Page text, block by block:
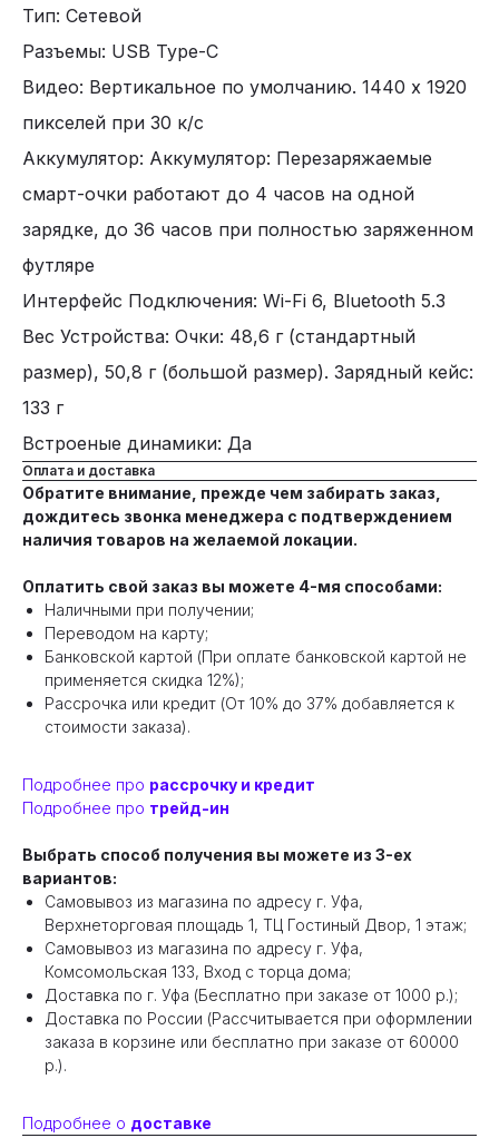
Тип: Сетевой
Разъемы: USB Type-C
Видео: Вертикальное по умолчанию. 1440 x 1920
пикселей при 30 к/с
Аккумулятор: Аккумулятор: Перезаряжаемые
смарт-очки работают до 4 часов на одной
зарядке, до 36 часов при полностью заряженном
футляре
Интерфейс Подключения: Wi-Fi 6, Bluetooth 5.3
Вес Устройства: Очки: 48,6 г (стандартный
размер), 50,8 г (большой размер). Зарядный кейс:
133 г
Встроеные динамики: Да
Оплата и доставка
Обратите внимание, прежде чем забирать заказ,
дождитесь звонка менеджера с подтверждением
наличия товаров на желаемой локации.
Оплатить свой заказ вы можете 4-мя способами:
Наличными при получении;
Переводом на карту;
Банковской картой (При оплате банковской картой не
применяется скидка 12%);
Рассрочка или кредит (От 10% до 37% добавляется к
стоимости заказа).
Подробнее про рассрочку и кредит
Подробнее про трейд-ин
Выбрать способ получения вы можете из 3-ех
вариантов:
Самовывоз из магазина по адресу г. Уфа,
Верхнеторговая площадь 1, ТЦ Гостиный Двор, 1 этаж;
Самовывоз из магазина по адресу г. Уфа,
Комсомольская 133, Вход с торца дома;
Доставка по г. Уфа (Бесплатно при заказе от 1000 р.);
Доставка по России (Рассчитывается при оформлении
заказа в корзине или бесплатно при заказе от 60000
р.).
Подробнее о доставке